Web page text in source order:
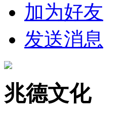
加为好友
发送消息
兆德文化